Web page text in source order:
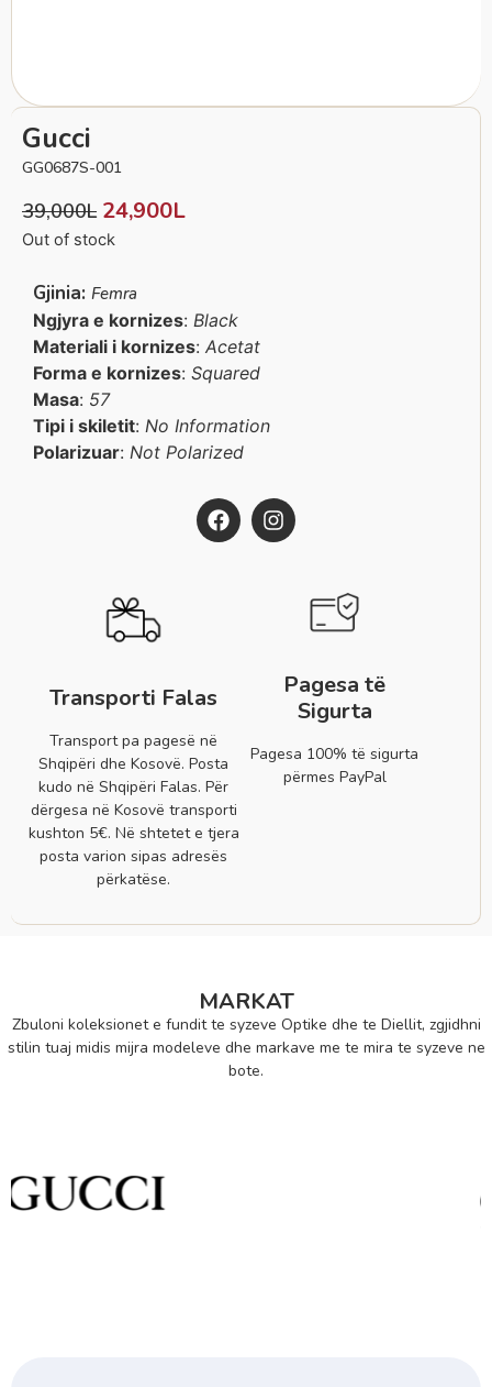
Gucci
GG0687S-001
39,000L 24,900L
Out of stock
Gjinia: Femra
Ngjyra e kornizes: Black
Materiali i kornizes: Acetat
Forma e kornizes: Squared
Masa: 57
Tipi i skiletit: No Information
Polarizuar: Not Polarized
Transporti Falas
Transport pa pagesë në
Shqipëri dhe Kosovë. Posta
kudo në Shqipëri Falas. Për
dërgesa në Kosovë transporti
kushton 5€. Në shtetet e tjera
posta varion sipas adresës
përkatëse.
Pagesa të
Sigurta
Pagesa 100% të sigurta
përmes PayPal
MARKAT
Zbuloni koleksionet e fundit te syzeve Optike dhe te Diellit, zgjidhni
stilin tuaj midis mijra modeleve dhe markave me te mira te syzeve ne
bote.